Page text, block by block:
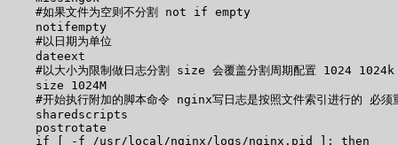
    #如果文件为空则不分割 not if empty
    notifempty
    #以日期为单位
    dateext
#以大小为限制做日志分割 size 会覆盖分割周期配置 1024
    size 1024M
#开始执行附加的脚本命令 nginx写日志是按照文件索引进行的 必须
    sharedscripts
    postrotate
    if [ -f /usr/local/nginx/logs/nginx.pid ]; then